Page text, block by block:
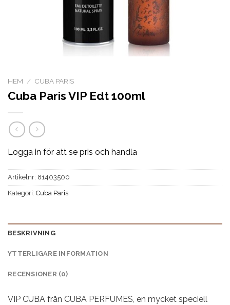
HEM / CUBA PARIS
Cuba Paris VIP Edt 100ml
Logga in för att se pris och handla
Artikelnr: 81403500
Kategori: Cuba Paris
BESKRIVNING
YTTERLIGARE INFORMATION
RECENSIONER (0)
VIP CUBA från CUBA PERFUMES, en mycket speciell